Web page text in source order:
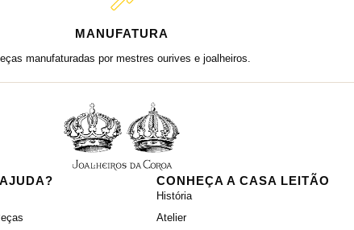
MANUFATURA
manufaturadas por mestres ourives e joalheiros.
CONHEÇA A CASA LEITÃO
História
Atelier